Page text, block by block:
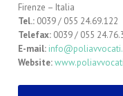
Firenze – Italia
Tel.: 0039 / 055 24.69.122
Telefax: 0039 / 055
E-mail:
Website: